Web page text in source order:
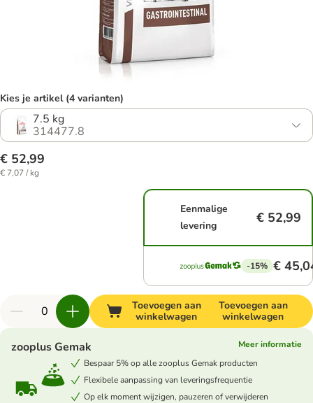
Kies je artikel (4 varianten)
7.5 kg
314477.8
€ 52,99
€ 7,07 / kg
Eenmalige
levering
€ 52,99
-15% €
Toevoegen aan
winkelwagen
Toevoegen aan
winkelwagen
zooplus Gemak
Meer informatie
Bespaar 5% op alle zooplus Gemak producten
Flexibele aanpassing van leveringsfrequentie
Op elk moment wijzigen, pauzeren of verwijderen